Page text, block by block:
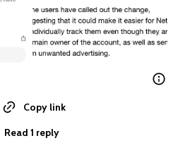
Copy link
Read 1 reply